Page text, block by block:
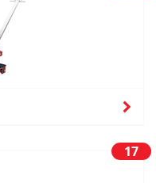
17